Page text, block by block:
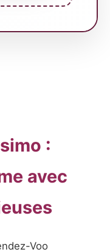
:
avec
Voo